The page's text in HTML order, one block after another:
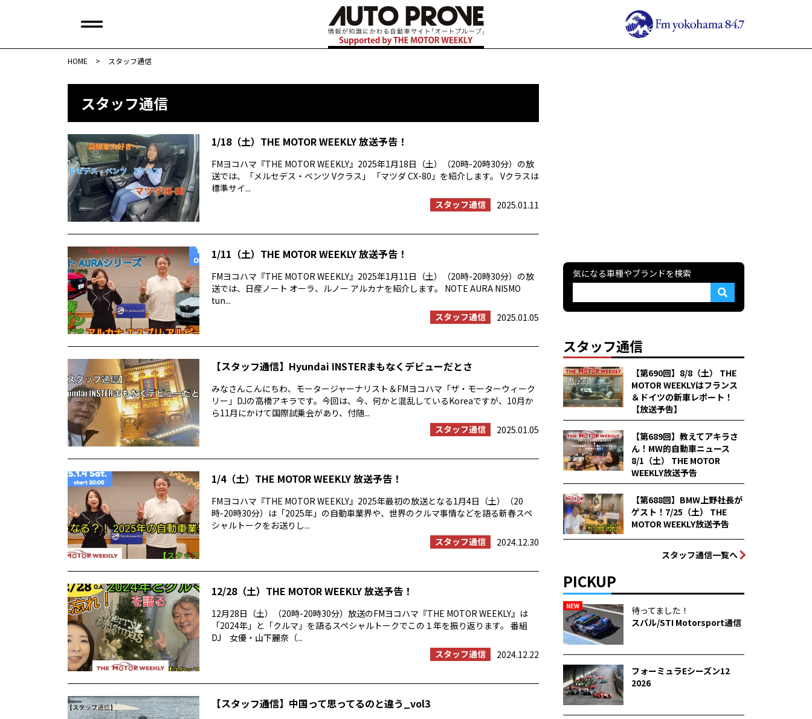
HOME > スタッフ通信
スタッフ通信
1/18（土）THE MOTOR WEEKLY 放送予告！
FMヨコハマ『THE MOTOR WEEKLY』2025年1月18日（土）（20時-20時30分）の放
送では、「メルセデス・ベンツ Vクラス」 「マツダ CX-80」を紹介します。 Vクラスは
標準サイ...
スタッフ通信
2025.01.11
1/11（土）THE MOTOR WEEKLY 放送予告！
FMヨコハマ『THE MOTOR WEEKLY』2025年1月11日（土）（20時-20時30分）の放
送では、日産ノート オーラ、ルノー アルカナを紹介します。 NOTE AURA NISMO
tun...
スタッフ通信
2025.01.05
【スタッフ通信】Hyundai INSTERまもなくデビューだとさ
みなさんこんにちわ、モータージャーナリスト＆FMヨコハマ「ザ・モーターウィーク
リー」DJの高橋アキラです。今回は、今、何かと混乱しているKoreaですが、10月か
ら11月にかけて国際試乗会があり、付随...
スタッフ通信
2025.01.05
1/4（土）THE MOTOR WEEKLY 放送予告！
FMヨコハマ『THE MOTOR WEEKLY』2025年最初の放送となる1月4日（土）（20
時-20時30分）は「2025年」の自動車業界や、世界のクルマ事情などを語る新春スペ
シャルトークをお送りし...
スタッフ通信
2024.12.30
12/28（土）THE MOTOR WEEKLY 放送予告！
12月28日（土）（20時-20時30分）放送のFMヨコハマ『THE MOTOR WEEKLY』は
「2024年」と「クルマ」を語るスペシャルトークでこの１年を振り返ります。 番組
DJ 女優・山下麗奈（...
スタッフ通信
2024.12.22
【スタッフ通信】中国って思ってるのと違う_vol3
気になる車種やブランドを検索
スタッフ通信
【第690回】8/8（土） THE
MOTOR WEEKLYはフランス
＆ドイツの新車レポート！
【放送予告】
【第689回】教えてアキラさ
ん！MW的自動車ニュース
8/1（土） THE MOTOR
WEEKLY放送予告
【第688回】BMW上野社長が
ゲスト！7/25（土） THE
MOTOR WEEKLY放送予告
スタッフ通信一覧へ
PICKUP
NEW
待ってました！
スバル/STI Motorsport通信
フォーミュラEシーズン12
2026